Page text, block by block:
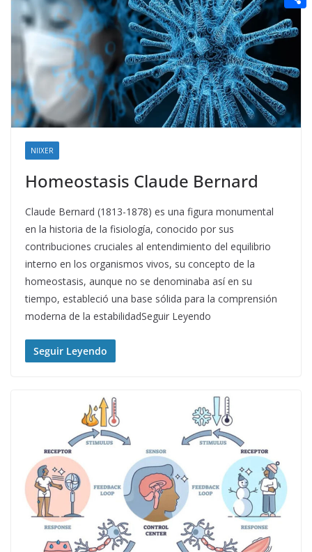
NIIXER
Homeostasis Claude Bernard
Claude Bernard (1813-1878) es una figura monumental
en la historia de la fisiología, conocido por sus
contribuciones cruciales al entendimiento del equilibrio
interno en los organismos vivos, su concepto de la
homeostasis, aunque no se denominaba así en su
tiempo, estableció una base sólida para la comprensión
moderna de la estabilidadSeguir Leyendo
Seguir Leyendo
n
e
e
r
e
e
s
t
a
id
i
t
C
o
m
p
a
r